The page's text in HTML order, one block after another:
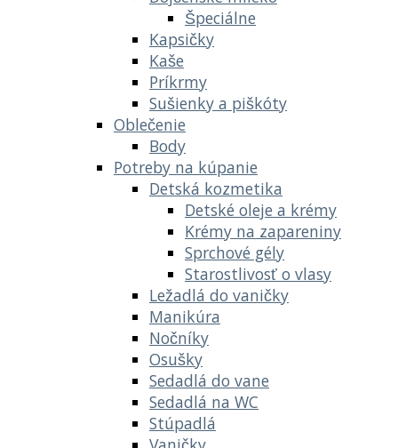
Špeciálne
Kapsičky
Kaše
Príkrmy
Sušienky a piškóty
Oblečenie
Body
Potreby na kúpanie
Detská kozmetika
Detské oleje a krémy
Krémy na zapareniny
Sprchové gély
Starostlivosť o vlasy
Ležadlá do vaničky
Manikúra
Nočníky
Osušky
Sedadlá do vane
Sedadlá na WC
Stúpadlá